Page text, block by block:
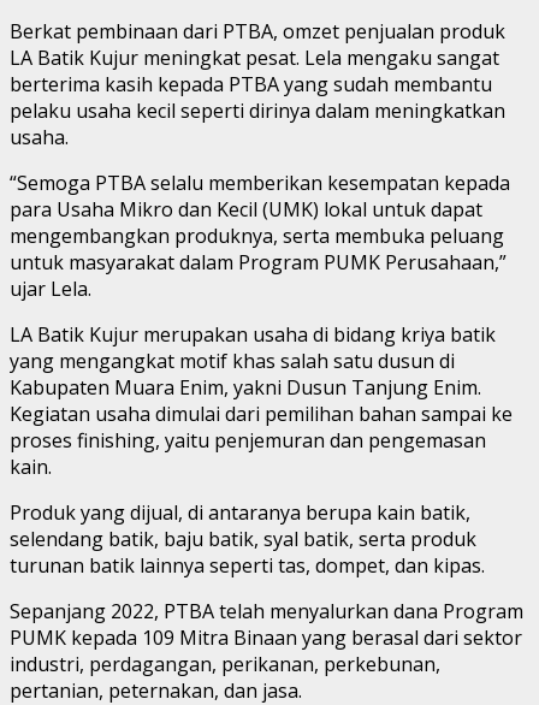
Berkat pembinaan dari PTBA, omzet penjualan produk
LA Batik Kujur meningkat pesat. Lela mengaku sangat
berterima kasih kepada PTBA yang sudah membantu
pelaku usaha kecil seperti dirinya dalam meningkatkan
usaha.
“Semoga PTBA selalu memberikan kesempatan kepada
para Usaha Mikro dan Kecil (UMK) lokal untuk dapat
mengembangkan produknya, serta membuka peluang
untuk masyarakat dalam Program PUMK Perusahaan,”
ujar Lela.
LA Batik Kujur merupakan usaha di bidang kriya batik
yang mengangkat motif khas salah satu dusun di
Kabupaten Muara Enim, yakni Dusun Tanjung Enim.
Kegiatan usaha dimulai dari pemilihan bahan sampai ke
proses finishing, yaitu penjemuran dan pengemasan
kain.
Produk yang dijual, di antaranya berupa kain batik,
selendang batik, baju batik, syal batik, serta produk
turunan batik lainnya seperti tas, dompet, dan kipas.
Sepanjang 2022, PTBA telah menyalurkan dana Program
PUMK kepada 109 Mitra Binaan yang berasal dari sektor
industri, perdagangan, perikanan, perkebunan,
pertanian, peternakan, dan jasa.